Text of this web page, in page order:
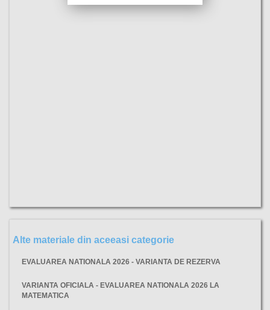
Alte materiale din aceeasi categorie
EVALUAREA NATIONALA 2026 - VARIANTA DE REZERVA
VARIANTA OFICIALA - EVALUAREA NATIONALA 2026 LA
MATEMATICA